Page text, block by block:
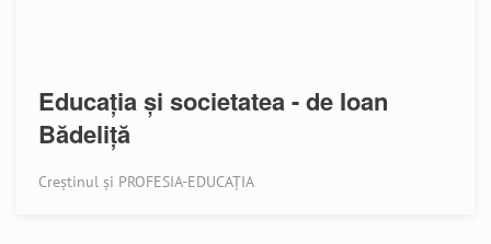
Educația și societatea - de Ioan
Bădeliță
Creștinul și PROFESIA-EDUCAȚIA